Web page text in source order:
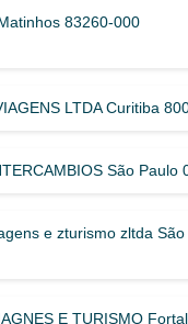
83260-000
LTDA Curitiba
São Paulo
e zturismo zltda
E TURISMO